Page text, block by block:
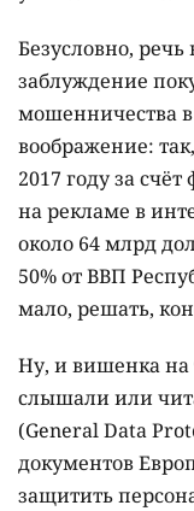
Безусловно, речь
заблуждение
мошенничества
воображение:
2017 году за
на рекламе в
около 64 млрд
50% от ВВП
мало, решать,
Ну, и вишенка на
слышали или
(General Data
документов
защитить